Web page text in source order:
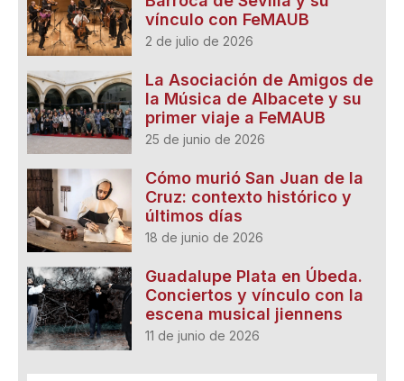
vínculo con FeMAUB
2 de julio de 2026
La Asociación de Amigos de
la Música de Albacete y su
primer viaje a FeMAUB
25 de junio de 2026
Cómo murió San Juan de la
Cruz: contexto histórico y
últimos días
18 de junio de 2026
Guadalupe Plata en Úbeda.
Conciertos y vínculo con la
escena musical jiennens
11 de junio de 2026